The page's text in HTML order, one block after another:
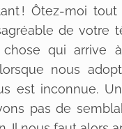
! Ôtez-moi
de votre
chose qui arrive
nous
est inconnue.
pas de